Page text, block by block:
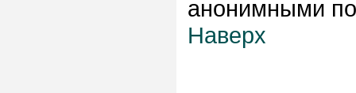
анонимными
Наверх